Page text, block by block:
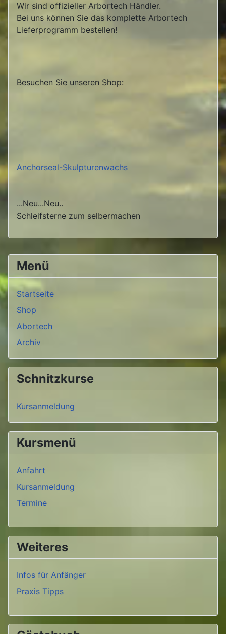
Menü
Startseite
Shop
Abortech
Archiv
Schnitzkurse
Kursanmeldung
Kursmenü
Anfahrt
Kursanmeldung
Termine
Weiteres
Infos für Anfänger
Praxis Tipps
Wir sind offizieller Arbortech Händler.
Bei uns können Sie das komplette Arbortech
Lieferprogramm bestellen!
Besuchen Sie unseren Shop:
Anchorseal-Skulpturenwachs
...Neu...Neu..
Schleifsterne zum selbermachen